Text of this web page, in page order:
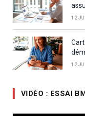
12
12
VIDÉO : ESSAI